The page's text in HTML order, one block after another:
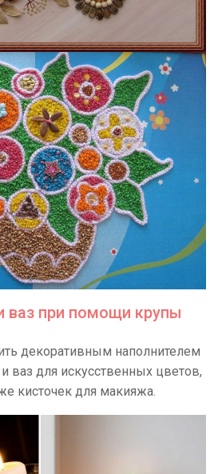
ваз при помощи крупы
декоративным наполнителем
ваз для искусственных цветов,
кисточек для макияжа.